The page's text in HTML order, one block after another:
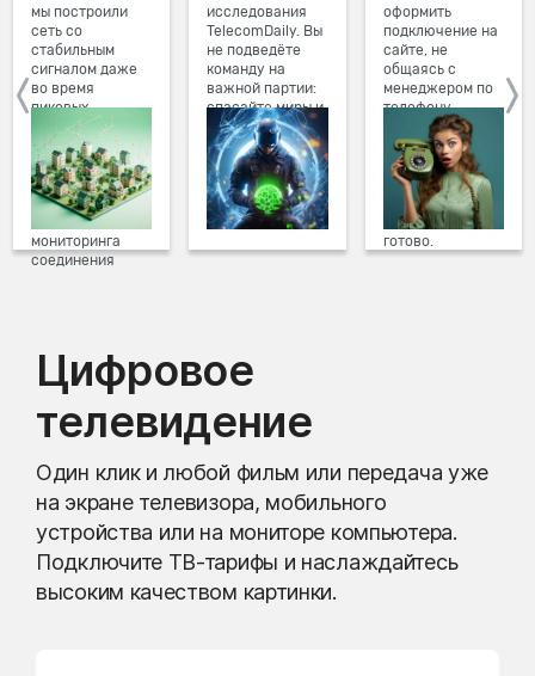
мы построили
сеть со
стабильным
сигналом даже
во время
пиковых
нагрузок в
вечернее время.
Мы постоянно
обновляем наше
оборудование в
домах, а система
мониторинга
соединения
исследования
TelecomDaily. Вы
не подведёте
команду на
важной партии:
спасайте миры и
побеждайте с
друзьями в
онлайн-играх.
оформить
подключение на
сайте, не
общаясь с
менеджером по
телефону.
Просто в три
клика заполните
форму заявки на
сайте, выберите
дату и время
подключения,
готово.
Цифровое
телевидение
Один клик и любой фильм или передача уже
на экране телевизора, мобильного
устройства или на мониторе компьютера.
Подключите ТВ-тарифы и наслаждайтесь
высоким качеством картинки.